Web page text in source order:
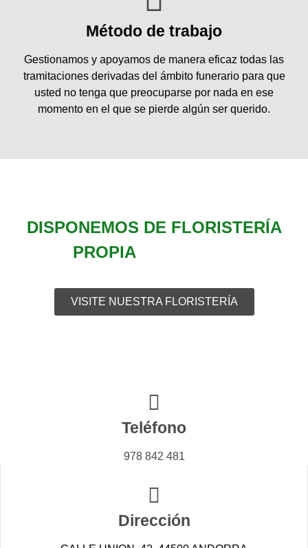
Método de trabajo
Gestionamos y apoyamos de manera eficaz todas las
tramitaciones derivadas del ámbito funerario para que
usted no tenga que preocuparse por nada en ese
momento en el que se pierde algún ser querido.
DISPONEMOS DE FLORISTERÍA
PROPIA978 842 481
VISITE NUESTRA FLORISTERÍA
Teléfono
978 842 481
Dirección